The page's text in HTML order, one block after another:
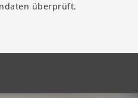
überprüft.